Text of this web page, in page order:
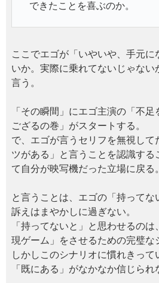
できたことを喜ぶのか。
ここでエゴが「いやいや、手元に
いか。実際に乗れてないじゃない
言う。
「その瞬間」にエゴ主演の「不足
ござるの巻」がスタートする。
で、エゴが言うセリフを無視して
ツがある」と言うことを認識する
て自分が映写機だった立場に戻る。
と言うことは、エゴの「持ってな
訴えはまやかしに過ぎない。
「持ってないと」と思わせるのは
現ゲーム」をさせるための完璧な
しかしこのシナリオに慣れきって
「既にある」がなかなか信じられ